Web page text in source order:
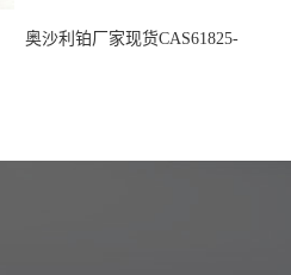
奥沙利铂厂家现货CAS61825-